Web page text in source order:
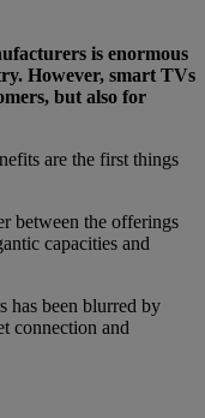
is enormous
However, smart TVs
but also for
are the first things
between the offerings
capacities and
has been blurred by
connection and